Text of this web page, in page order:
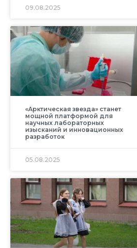
09.08.2025
«Арктическая звезда» станет
мощной платформой для
научных лабораторных
изысканий и инновационных
разработок
05.08.2025